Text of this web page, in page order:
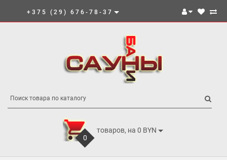
+375 (29) 676-78-37
0
товаров, на 0 BYN